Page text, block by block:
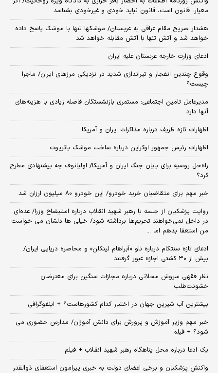
معیار، قانون است، قانون نباید خودی و غیرخودی بشناسد
هشدار صریح مقام عراقی به عربستان/ موشکها تنها با موشک پاسخ داده
خواهد شد و آتش تنها با آتش مقابله خواهد شد
ادعای وزارت خارجه عربستان علیه ایران
وقوع چندین انفجار و تیراندازی شدید در نزدیکی مرز‌های ایران/ ماجرا
چیست؟
مدیرعامل تامین اجتماعی: مستمری بازنشستگان فاصله زیادی با هزینه‌های
آنها دارد
اظهارات تازه ظریف درباره مذاکرات ایران و آمریکا
اظهارات رئیس جمهور اوکراین درباره ساخت موشک پاتریوت
راه‌حل روسیه برای پایان جنگ ایران و آمریکا/ اولیانوف چه پیشنهادی مطرح
کرد؟
خبر مهم برای متقاضیان خرید خودرو/ این خودرو ۸۰ میلیون ارزان شد
روایت پزشکیان از جلسه با رهبر شهید انقلاب درباره استیضاح وزرا/ عده‌ای
در داخل نمی‌خواهند تحریم‌ها برداشته شود/ خیلی ها دلشان می خواست
من استعفا بدهم اما ...
ادعای تازه سنتکام درباره ناو «آبراهام لینکلن» و محاصره دریایی ایران/
بیش از ۳۰ کشتی اجازه عبور گرفتند
نظر فقهی سروش محلاتی درباره مجازات سنگین برای معترضان
خشونت‌طلب
بیشترین آب شیرین جهان در اختیار کدام کشورهاست؟ + اینفوگرافی
خبر مهم وزیر آموزش و پرورش برای دانش آموزان/ مدارس حضوری می
شود؟ + فیلم
یک ادعا درباره محل پناهگاه‌ رهبر شهید انقلاب + فیلم
واکنش پزشکیان و برخی اعضای دولت به خبری پیرامون استعفای ذوالقدر